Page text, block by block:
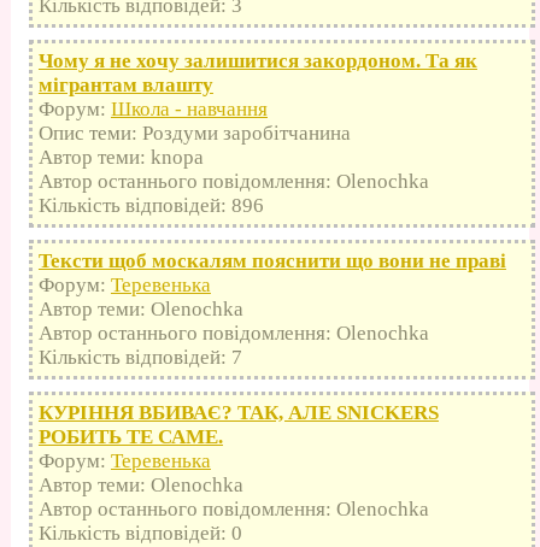
Кількість відповідей: 3
Чому я не хочу залишитися закордоном. Та як
мігрантам влашту
Форум: Школа - навчання
Опис теми: Роздуми заробітчанина
Автор теми: knopa
Автор останнього повідомлення: Olenochka
Кількість відповідей: 896
Тексти щоб москалям пояснити що вони не праві
Форум: Теревенька
Автор теми: Olenochka
Автор останнього повідомлення: Olenochka
Кількість відповідей: 7
КУРІННЯ ВБИВАЄ? ТАК, АЛЕ SNICKERS
РОБИТЬ ТЕ САМЕ.
Форум: Теревенька
Автор теми: Olenochka
Автор останнього повідомлення: Olenochka
Кількість відповідей: 0